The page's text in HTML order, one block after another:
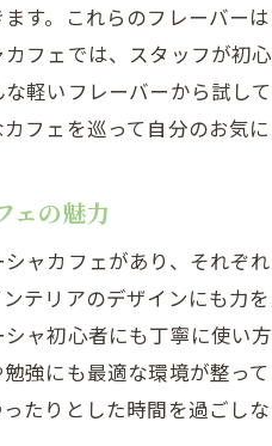
す。これらのフレーバー
フェでは、スタッフが初
軽いフレーバーから試し
フェを巡って自分のお気
ェの魅力
ャカフェがあり、それぞ
テリアのデザインにも力
ャ初心者にも丁寧に使い
強にも最適な環境が整っ
たりとした時間を過ごし